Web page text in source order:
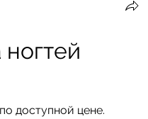
доступной цене.